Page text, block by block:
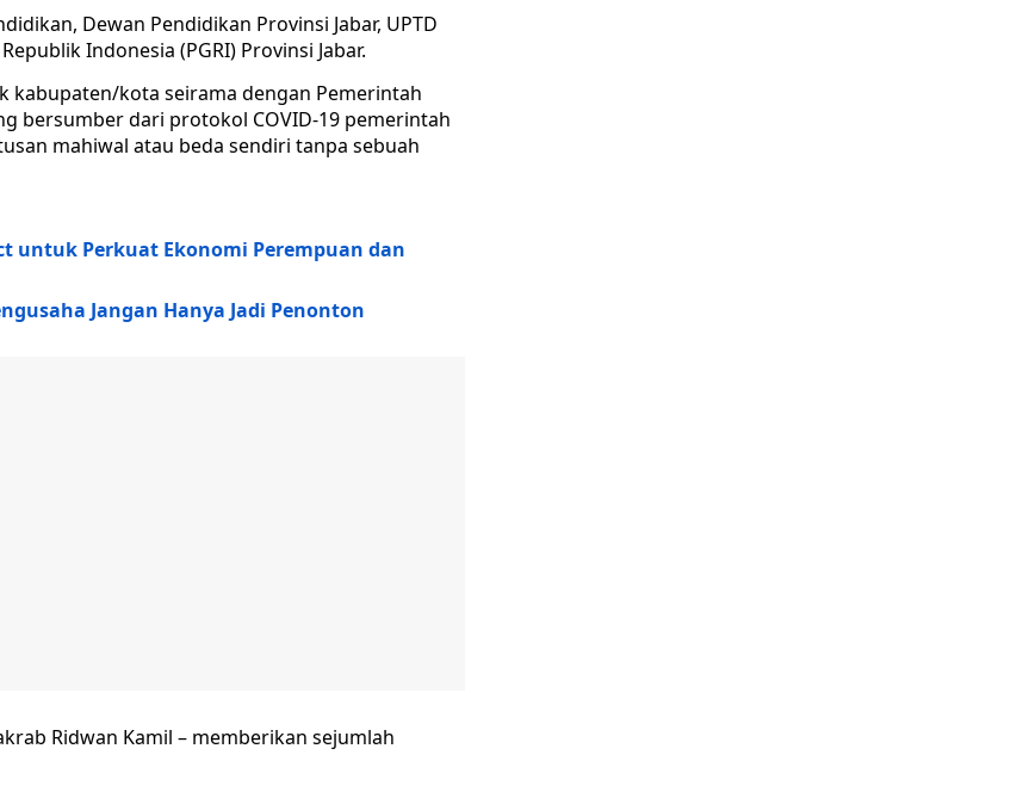
Dewan Pendidikan Provinsi Jabar, UPTD
Indonesia (PGRI) Provinsi Jabar.
kabupaten/kota seirama dengan Pemerintah
bersumber dari protokol COVID-19 pemerintah
mahiwal atau beda sendiri tanpa sebuah
untuk Perkuat Ekonomi Perempuan dan
Jangan Hanya Jadi Penonton
Ridwan Kamil – memberikan sejumlah